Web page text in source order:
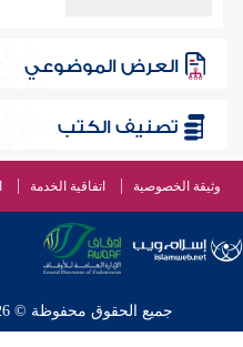
العرض الموضوعي
تصنيف الكتب
وثيقة الخصوصية اتفاقية الخدمة
جميع الحقوق محفوظة © 2026 - 1998 لشبكة إسلام ويب